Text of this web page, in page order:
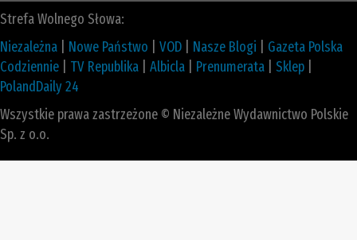
Strefa Wolnego Słowa:
Niezależna
Nowe Państwo VOD Nasze Blogi
Gazeta Polska
Codziennie
TV Republika Albicla Prenumerata Sklep
PolandDaily 24
Wszystkie prawa zastrzeżone © Niezależne Wydawnictwo Polskie
Sp. z o.o.